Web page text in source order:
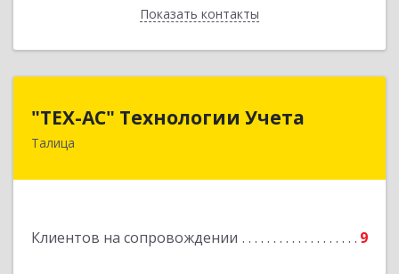
Показать контакты
Назад
"ТЕХ-АС" Технологии Учета
Талица
Клиентов на сопровождении 9